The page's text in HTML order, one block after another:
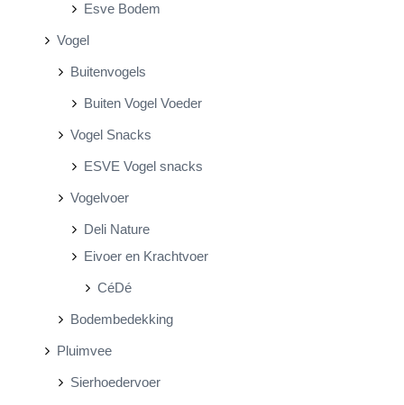
Esve Bodem
Vogel
Buitenvogels
Buiten Vogel Voeder
Vogel Snacks
ESVE Vogel snacks
Vogelvoer
Deli Nature
Eivoer en Krachtvoer
CéDé
Bodembedekking
Pluimvee
Sierhoedervoer